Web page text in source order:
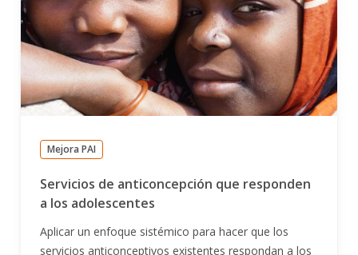
Mejora PAI
Servicios de anticoncepción que responden
a los adolescentes
Aplicar un enfoque sistémico para hacer que los
servicios anticonceptivos existentes respondan a los